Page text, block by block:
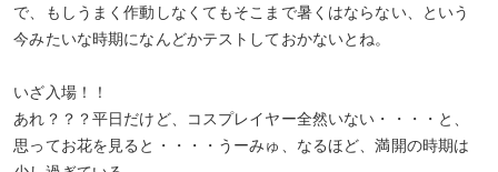
で、もしうまく作動しなくてもそこまで暑くはならない、という
今みたいな時期になんどかテストしておかないとね。
いざ入場！！
あれ？？？平日だけど、コスプレイヤー全然いない・・・・と、
思ってお花を見ると・・・・うーみゅ、なるほど、満開の時期は